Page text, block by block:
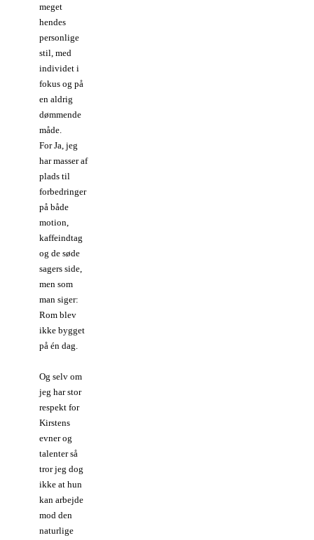
meget
hendes
personlige
stil, med
individet i
fokus og på
en aldrig
dømmende
måde.
For Ja, jeg
har masser af
plads til
forbedringer
på både
motion,
kaffeindtag
og de søde
sagers side,
men som
man siger:
Rom blev
ikke bygget
på én dag.
Og selv om
jeg har stor
respekt for
Kirstens
evner og
talenter så
tror jeg dog
ikke at hun
kan arbejde
mod den
naturlige